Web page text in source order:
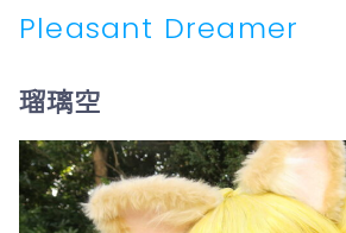
Pleasant Dreamer
瑠璃空